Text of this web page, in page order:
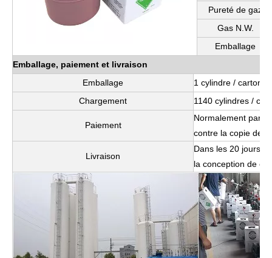
Pureté de gaz
Gas N.W.
Emballage
Emballage, paiement et livraison
Emballage
1 cylindre / carton,
Chargement
1140 cylindres /
Paiement
Normalement par
contre la copie de B
Livraison
Dans les 20 jours
la conception de